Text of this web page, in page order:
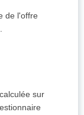
de l'offre
sur